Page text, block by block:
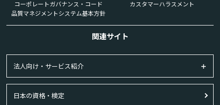
コーポレートガバナンス・コード
カスタマーハラスメント
品質マネジメントシステム基本方針
関連サイト
法人向け・サービス紹介
日本の資格・検定